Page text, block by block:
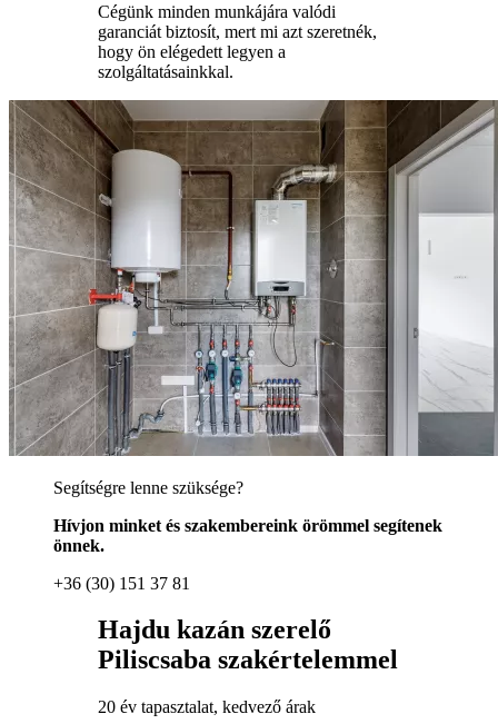
Cégünk minden munkájára valódi
garanciát biztosít, mert mi azt szeretnék,
hogy ön elégedett legyen a
szolgáltatásainkkal.
Segítségre lenne szüksége?
Hívjon minket és szakembereink örömmel segítenek
önnek.
+36 (30) 151 37 81
Hajdu kazán szerelő
Piliscsaba szakértelemmel
20 év tapasztalat, kedvező árak